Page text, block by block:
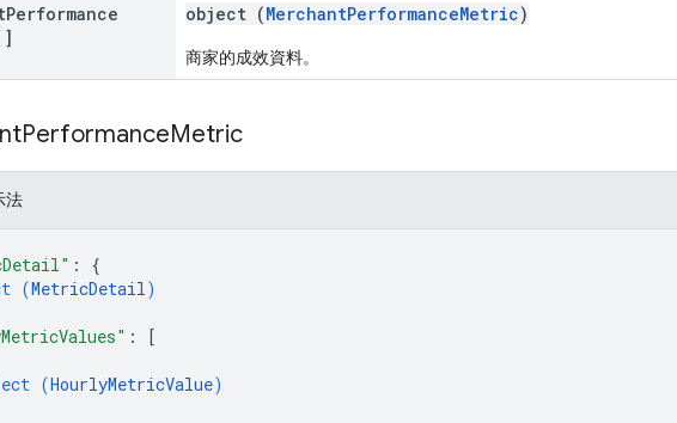
Performance
object (MerchantPerformanceMetric)
商家的成效資料。
PerformanceMetric
法
: {
(MetricDetail)
:
[
(HourlyMetricValue)